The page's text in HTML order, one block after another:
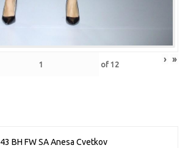
of 12 › »
43 BH FW SA Anesa Cvetkov